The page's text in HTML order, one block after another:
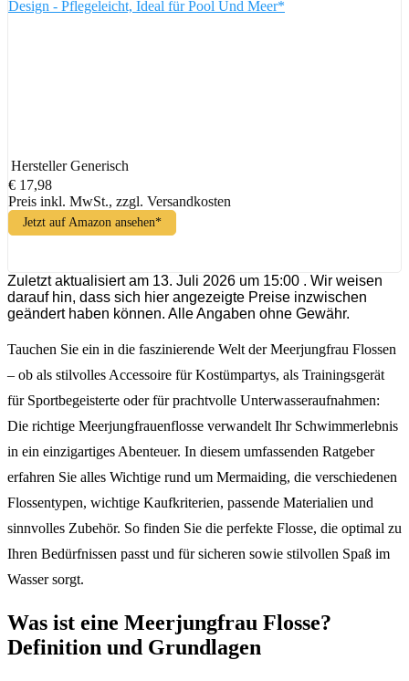
Design - Pflegeleicht, Ideal für Pool Und Meer*
Hersteller Generisch
€ 17,98
Preis inkl. MwSt., zzgl. Versandkosten
Jetzt auf Amazon ansehen*
Zuletzt aktualisiert am 13. Juli 2026 um 15:00 . Wir weisen
darauf hin, dass sich hier angezeigte Preise inzwischen
geändert haben können. Alle Angaben ohne Gewähr.
Tauchen Sie ein in die faszinierende Welt der Meerjungfrau Flossen
– ob als stilvolles Accessoire für Kostümpartys, als Trainingsgerät
für Sportbegeisterte oder für prachtvolle Unterwasseraufnahmen:
Die richtige Meerjungfrauenflosse verwandelt Ihr Schwimmerlebnis
in ein einzigartiges Abenteuer. In diesem umfassenden Ratgeber
erfahren Sie alles Wichtige rund um Mermaiding, die verschiedenen
Flossentypen, wichtige Kaufkriterien, passende Materialien und
sinnvolles Zubehör. So finden Sie die perfekte Flosse, die optimal zu
Ihren Bedürfnissen passt und für sicheren sowie stilvollen Spaß im
Wasser sorgt.
Was ist eine Meerjungfrau Flosse?
Definition und Grundlagen